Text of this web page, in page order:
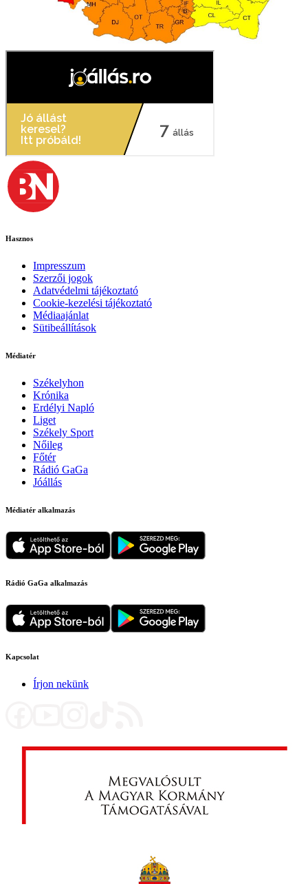
Hasznos
Impresszum
Szerzői jogok
Adatvédelmi tájékoztató
Cookie-kezelési tájékoztató
Médiaajánlat
Sütibeállítások
Médiatér
Székelyhon
Krónika
Erdélyi Napló
Liget
Székely Sport
Nőileg
Főtér
Rádió GaGa
Jóállás
Médiatér alkalmazás
Rádió GaGa alkalmazás
Kapcsolat
Írjon nekünk